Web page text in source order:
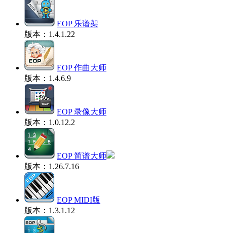
EOP 乐谱架
版本：1.4.1.22
EOP 作曲大师
版本：1.4.6.9
EOP 录像大师
版本：1.0.12.2
EOP 简谱大师
版本：1.26.7.16
EOP MIDI版
版本：1.3.1.12